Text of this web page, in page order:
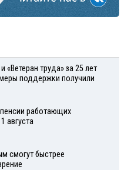
«Ветеран труда» за 25 лет
поддержки получили
работающих
августа
смогут быстрее